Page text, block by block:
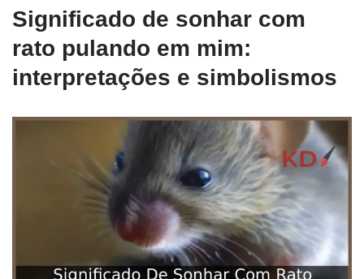
Significado de sonhar com
rato pulando em mim:
interpretações e simbolismos